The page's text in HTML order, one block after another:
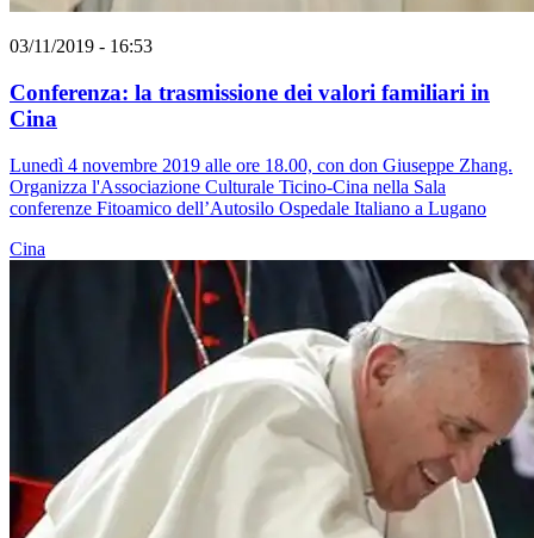
03/11/2019 - 16:53
Conferenza: la trasmissione dei valori familiari in
Cina
Lunedì 4 novembre 2019 alle ore 18.00, con don Giuseppe Zhang.
Organizza l'Associazione Culturale Ticino-Cina nella Sala
conferenze Fitoamico dell’Autosilo Ospedale Italiano a Lugano
Cina